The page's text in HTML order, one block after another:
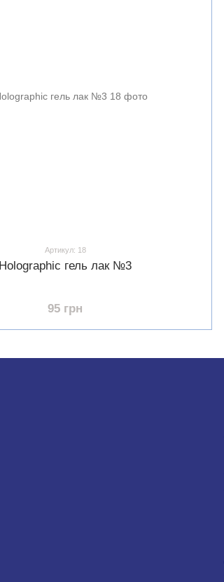
Артикул: 18
Holographic гель лак №3
95 грн